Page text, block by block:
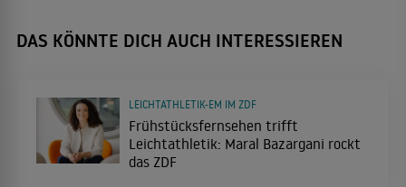
DAS KÖNNTE DICH AUCH INTERESSIEREN
Frühstücksfernsehen trifft
Leichtathletik: Maral Bazargani rockt
das ZDF
LEICHTATHLETIK-EM IM ZDF